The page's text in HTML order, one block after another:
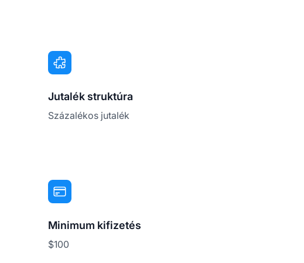
Jutalék struktúra
Százalékos jutalék
Minimum kifizetés
$100